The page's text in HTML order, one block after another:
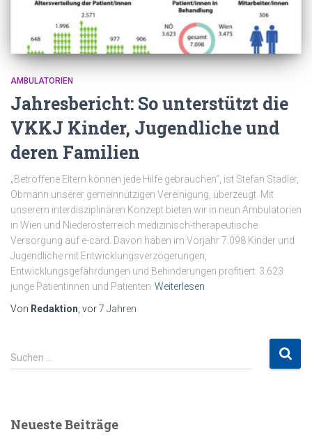
AMBULATORIEN
Jahresbericht: So unterstützt die
VKKJ Kinder, Jugendliche und
deren Familien
„Betroffene Eltern können jede Hilfe gebrauchen“, ist Stefan Stadler,
Obmann unserer gemeinnützigen Vereinigung, überzeugt. Mit
unserem interdisziplinären Konzept bieten wir in neun Ambulatorien
in Wien und Niederösterreich medizinisch-therapeutische
Versorgung auf e-card. Davon haben im Vorjahr 7.098 Kinder und
Jugendliche mit Entwicklungsverzögerungen,
Entwicklungsgefährdungen und Behinderungen profitiert. 3.623
junge Patientinnen und Patienten Weiterlesen
Von Redaktion , vor7 Jahren
S
u
n
Suchen …
Neueste Beiträge